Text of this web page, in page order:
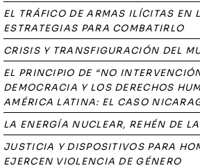
EL TRÁFICO DE ARMAS ILÍCITAS EN
ESTRATEGIAS PARA COMBATIRLO
CRISIS Y TRANSFIGURACIÓN DEL
EL PRINCIPIO DE “NO
DEMOCRACIA Y LOS DERECHOS
AMÉRICA LATINA: EL CASO
LA ENERGÍA NUCLEAR, REHÉN DE
JUSTICIA Y DISPOSITIVOS PARA
EJERCEN VIOLENCIA DE GÉNERO